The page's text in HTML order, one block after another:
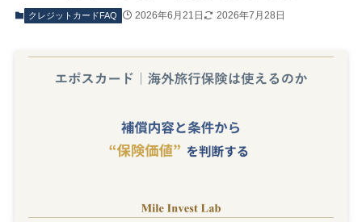
クレジットカードFAQ 2026年6月21日 2026年7月28日